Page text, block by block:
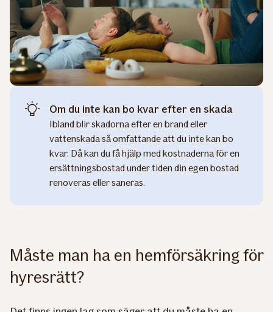
Om du inte kan bo kvar efter en skada
Ibland blir skadorna efter en brand eller
vattenskada så omfattande att du inte kan bo
kvar. Då kan du få hjälp med kostnaderna för en
ersättningsbostad under tiden din egen bostad
renoveras eller saneras.
Måste man ha en hemförsäkring för
hyresrätt?